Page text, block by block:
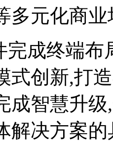
多元化商业
完成终端
式创新,打
成智慧升
解决方案